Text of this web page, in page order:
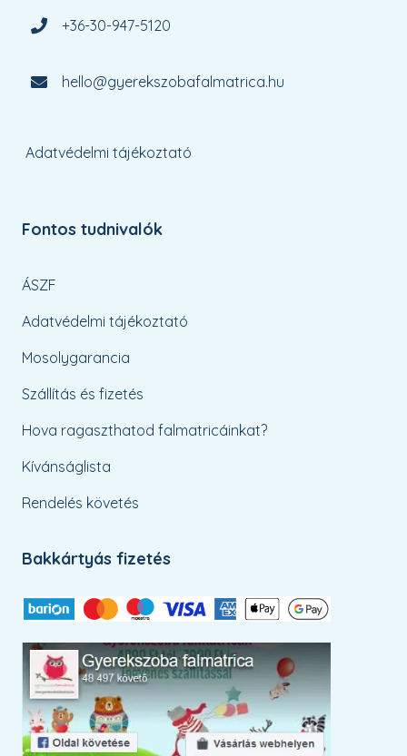
+36-30-947-5120
hello@gyerekszobafalmatrica.hu
Adatvédelmi tájékoztató
Fontos tudnivalók
ÁSZF
Adatvédelmi tájékoztató
Mosolygarancia
Szállítás és fizetés
Hova ragaszthatod falmatricáinkat?
Kívánságlista
Rendelés követés
Bakkártyás fizetés